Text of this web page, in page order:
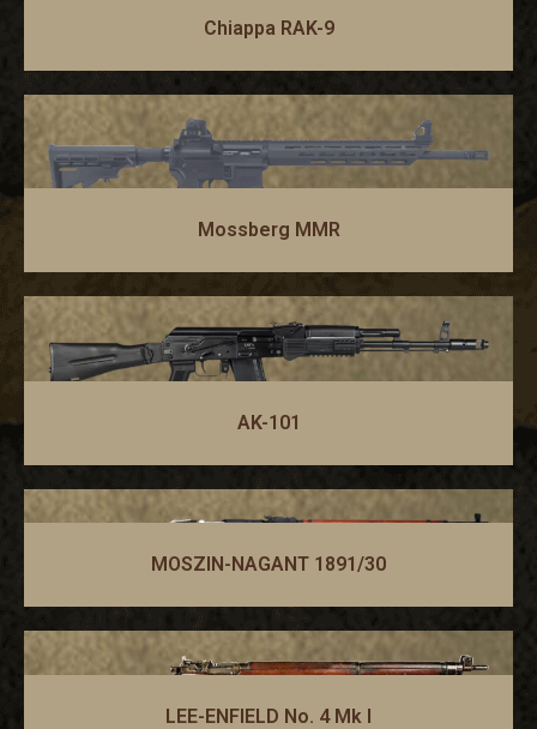
Chiappa RAK-9
Mossberg MMR
AK-101
MOSZIN-NAGANT 1891/30
LEE-ENFIELD No. 4 Mk I